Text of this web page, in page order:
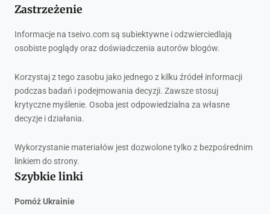
Zastrzeżenie
Informacje na tseivo.com są subiektywne i odzwierciedlają
osobiste poglądy oraz doświadczenia autorów blogów.
Korzystaj z tego zasobu jako jednego z kilku źródeł informacji
podczas badań i podejmowania decyzji. Zawsze stosuj
krytyczne myślenie. Osoba jest odpowiedzialna za własne
decyzje i działania.
Wykorzystanie materiałów jest dozwolone tylko z bezpośrednim
linkiem do strony.
Szybkie linki
Pomóż Ukrainie